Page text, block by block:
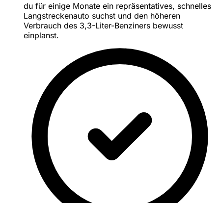
du für einige Monate ein repräsentatives, schnelles
Langstreckenauto suchst und den höheren
Verbrauch des 3,3-Liter-Benziners bewusst
einplanst.